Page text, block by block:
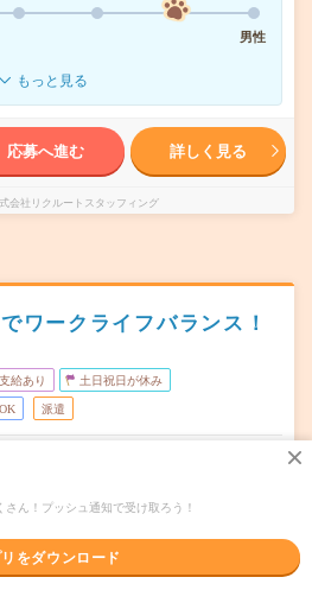
男性
もっと見る
応募へ進む 詳しく見る
会社リクルートスタッフィング
ワークライフバランス！
給あり 土日祝日が休み
派遣
／西鉄福岡駅から徒歩4分
金(週4日) ※【勤務日数の調整可能】週4
働6時間 休憩1時間)※【勤務時間調整可
ん！プッシュ通知で受け取ろう！
をダウンロード